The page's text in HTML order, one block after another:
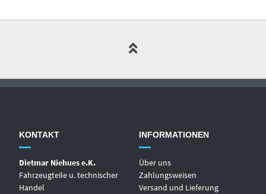
KONTAKT
Dietmar Niehues e.K.
Fahrzeugteile u. technischer
Handel
INFORMATIONEN
Über uns
Zahlungsweisen
Versand und Lieferung